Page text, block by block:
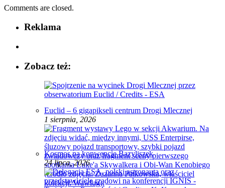
Comments are closed.
Reklama
Zobacz też:
Euclid – 6 gigapikseli centrum Drogi Mlecznej
1 sierpnia, 2026
Kosmos na konwencie Bazyliszek
24 lipca, 2026